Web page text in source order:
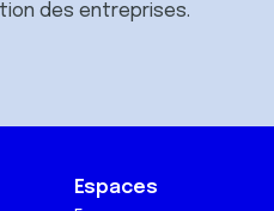
des entreprises.
Espaces